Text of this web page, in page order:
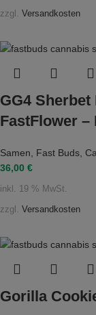
zzgl. Versandkosten
GG4 Sherbet
FastFlower
Samen, Fast Buds,
36,00 €
inkl. 19 % MwSt.
zzgl. Versandkosten
Gorilla